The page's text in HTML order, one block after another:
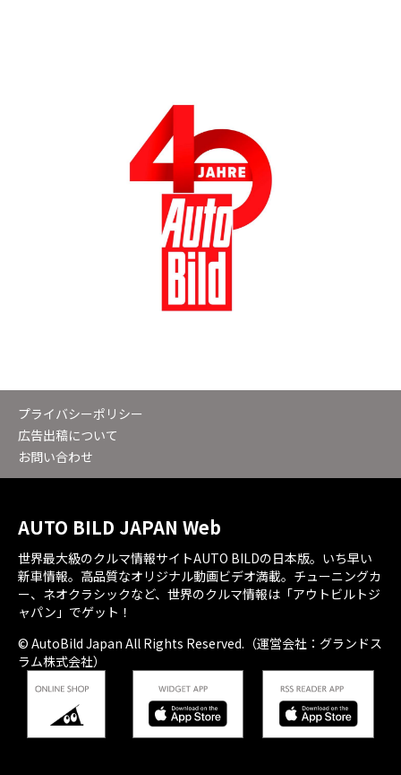
プライバシーポリシー
広告出稿について
お問い合わせ
AUTO BILD JAPAN Web
世界最大級のクルマ情報サイトAUTO BILDの日本版。いち早い
新車情報。高品質なオリジナル動画ビデオ満載。チューニングカ
ー、ネオクラシックなど、世界のクルマ情報は「アウトビルトジ
ャパン」でゲット！
© AutoBild Japan All Rights Reserved.（運営会社：グランドス
ラム株式会社）